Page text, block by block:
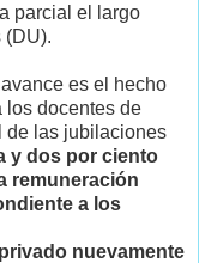
parcial el largo
(DU).
es el hecho
los docentes de
de las jubilaciones
y dos por ciento
remuneración
a los
nuevamente